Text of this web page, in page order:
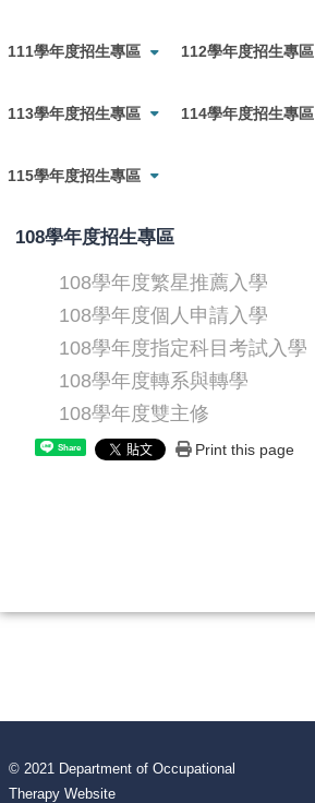
111學年度招生專區 112學年度招生專區
113學年度招生專區 114學年度招生專區
115學年度招生專區
108學年度招生專區
108學年度繁星推薦入學
108學年度個人申請入學
108學年度指定科目考試入學
108學年度轉系與轉學
108學年度雙主修
Share Print this page
© 2021 Department of Occupational
Therapy Website